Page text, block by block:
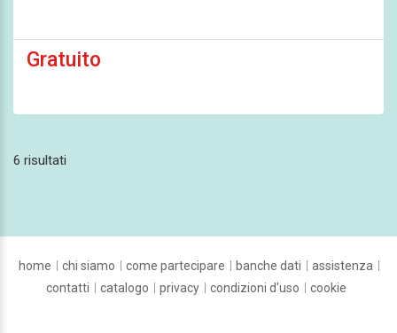
Gratuito
6 risultati
home chi siamo come partecipare banche dati
assistenza
contatti
catalogo privacy condizioni d'uso cookie